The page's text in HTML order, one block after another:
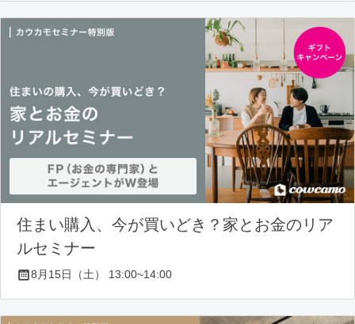
住まい購入、今が買いどき？家とお金のリア
ルセミナー
8月15日（土） 13:00~14:00